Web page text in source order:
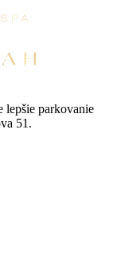
lepšie parkovanie
51.